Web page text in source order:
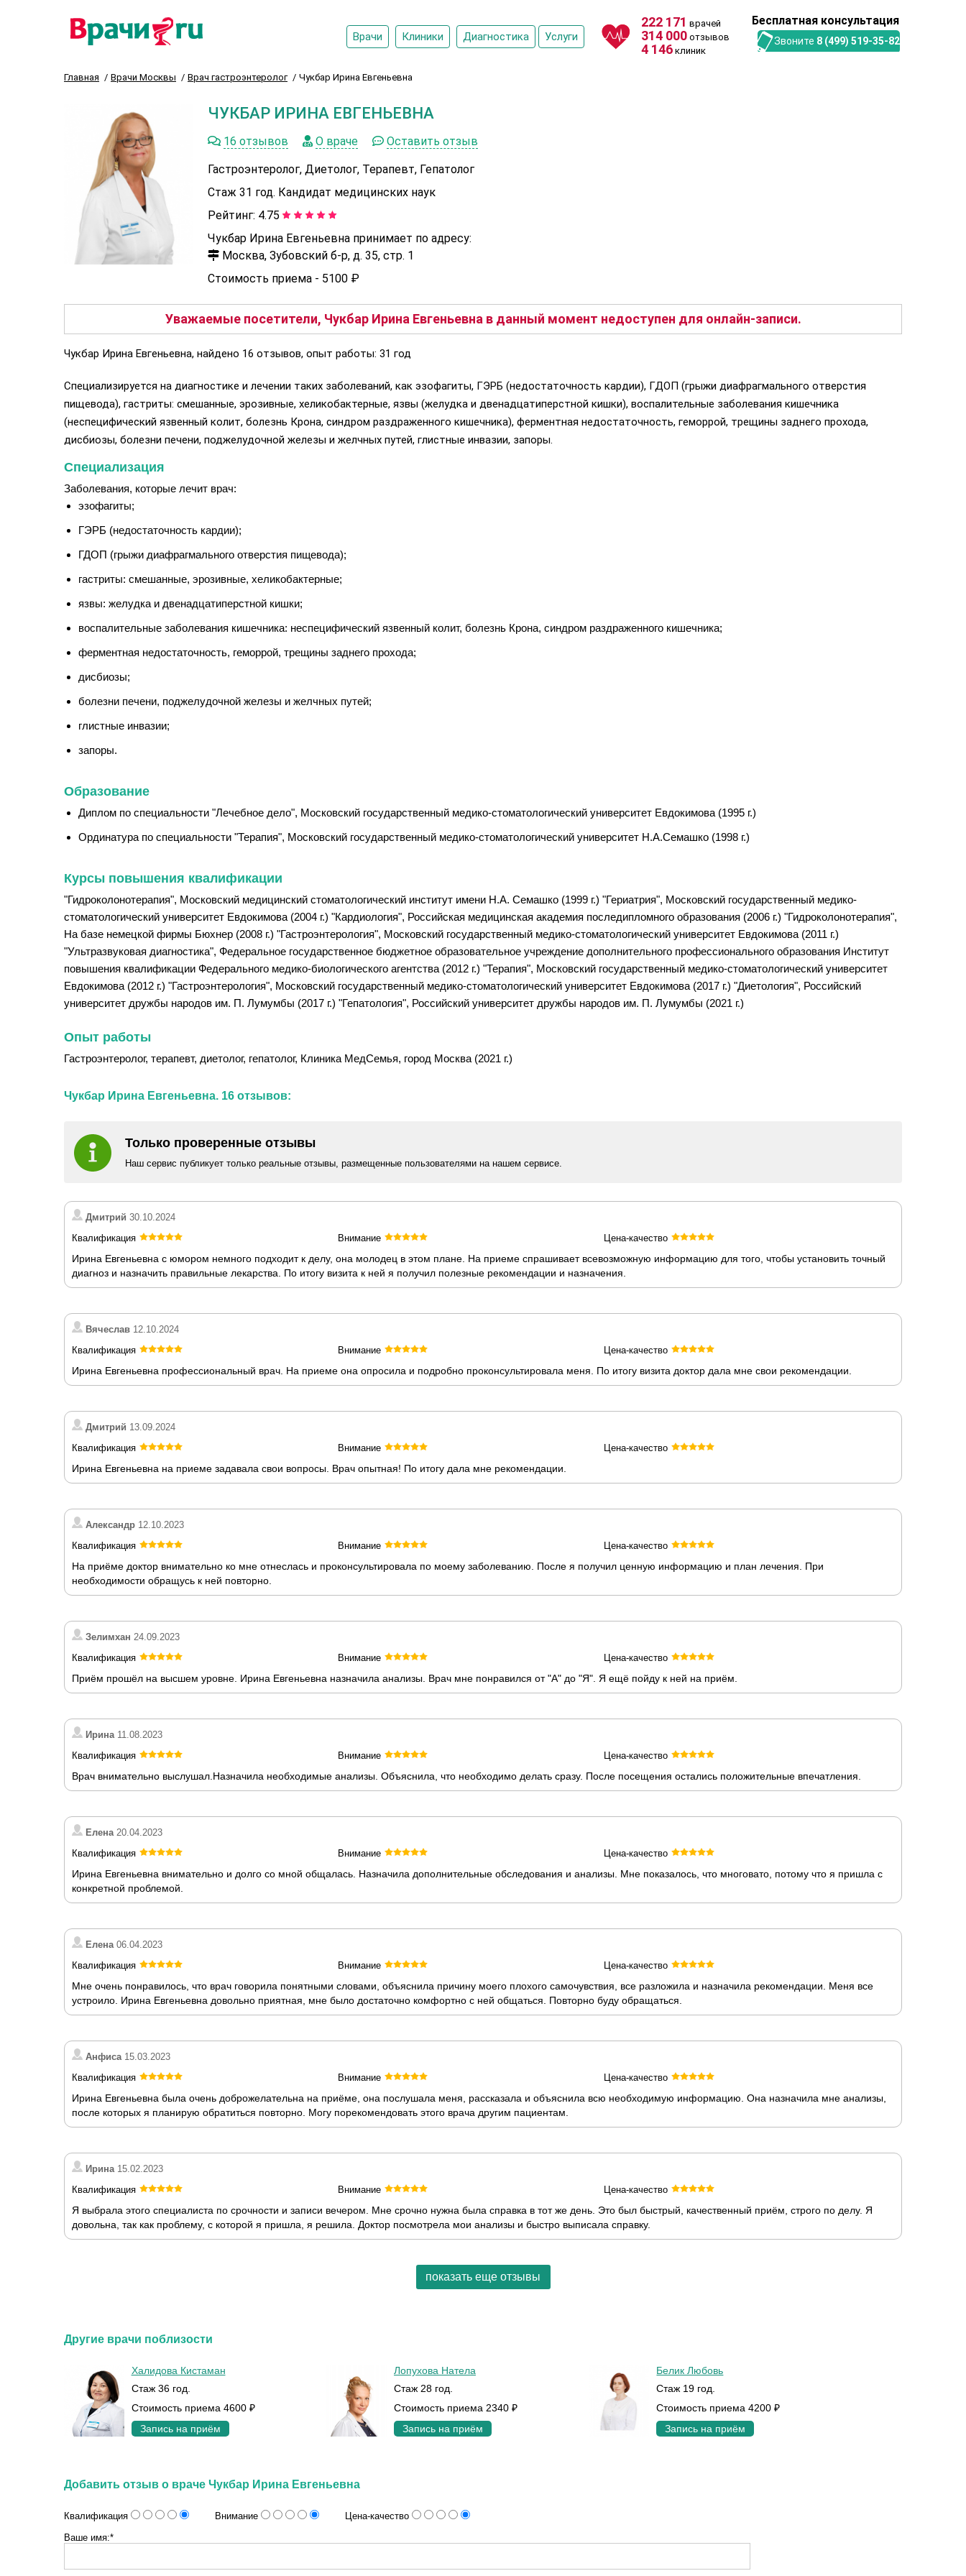
Врачи Клиники Диагностика Услуги
222 171 врачей
314 000 отзывов
4 146 клиник
Бесплатная консультация
Звоните 8 (499) 519-35-82
Главная Врачи Москвы Врач гастроэнтеролог Чукбар Ирина Евгеньевна
ЧУКБАР ИРИНА ЕВГЕНЬЕВНА
16 отзывов О враче Оставить отзыв
Гастроэнтеролог, Диетолог, Терапевт, Гепатолог
Стаж 31 год. Кандидат медицинских наук
Рейтинг: 4.75
Чукбар Ирина Евгеньевна принимает по адресу:
Москва, Зубовский б-р, д. 35, стр. 1
Стоимость приема - 5100 ₽
Уважаемые посетители, Чукбар Ирина Евгеньевна в данный момент недоступен для онлайн-записи.
Чукбар Ирина Евгеньевна, найдено 16 отзывов, опыт работы: 31 год
Специализируется на диагностике и лечении таких заболеваний, как эзофагиты, ГЭРБ (недостаточность кардии), ГДОП (грыжи диафрагмального отверстия
пищевода), гастриты: смешанные, эрозивные, хеликобактерные, язвы (желудка и двенадцатиперстной кишки), воспалительные заболевания кишечника
(неспецифический язвенный колит, болезнь Крона, синдром раздраженного кишечника), ферментная недостаточность, геморрой, трещины заднего прохода,
дисбиозы, болезни печени, поджелудочной железы и желчных путей, глистные инвазии, запоры.
Специализация
Заболевания, которые лечит врач:
эзофагиты;
ГЭРБ (недостаточность кардии);
ГДОП (грыжи диафрагмального отверстия пищевода);
гастриты: смешанные, эрозивные, хеликобактерные;
язвы: желудка и двенадцатиперстной кишки;
воспалительные заболевания кишечника: неспецифический язвенный колит, болезнь Крона, синдром раздраженного кишечника;
ферментная недостаточность, геморрой, трещины заднего прохода;
дисбиозы;
болезни печени, поджелудочной железы и желчных путей;
глистные инвазии;
запоры.
Образование
Диплом по специальности "Лечебное дело", Московский государственный медико-стоматологический университет Евдокимова (1995 г.)
Ординатура по специальности "Терапия", Московский государственный медико-стоматологический университет Н.А.Семашко (1998 г.)
Курсы повышения квалификации
"Гидроколонотерапия", Московский медицинский стоматологический институт имени Н.А. Семашко (1999 г.) "Гериатрия", Московский государственный медико-
стоматологический университет Евдокимова (2004 г.) "Кардиология", Российская медицинская академия последипломного образования (2006 г.) "Гидроколонотерапия",
На базе немецкой фирмы Бюхнер (2008 г.) "Гастроэнтерология", Московский государственный медико-стоматологический университет Евдокимова (2011 г.)
"Ультразвуковая диагностика", Федеральное государственное бюджетное образовательное учреждение дополнительного профессионального образования Институт
повышения квалификации Федерального медико-биологического агентства (2012 г.) "Терапия", Московский государственный медико-стоматологический университет
Евдокимова (2012 г.) "Гастроэнтерология", Московский государственный медико-стоматологический университет Евдокимова (2017 г.) "Диетология", Российский
университет дружбы народов им. П. Лумумбы (2017 г.) "Гепатология", Российский университет дружбы народов им. П. Лумумбы (2021 г.)
Опыт работы
Гастроэнтеролог, терапевт, диетолог, гепатолог, Клиника МедСемья, город Москва (2021 г.)
Чукбар Ирина Евгеньевна. 16 отзывов:
Только проверенные отзывы
Наш сервис публикует только реальные отзывы, размещенные пользователями на нашем сервисе.
Дмитрий 30.10.2024
Квалификация
Внимание Цена-качество
Ирина Евгеньевна с юмором немного подходит к делу, она молодец в этом плане. На приеме спрашивает всевозможную информацию для того, чтобы установить точный
диагноз и назначить правильные лекарства. По итогу визита к ней я получил полезные рекомендации и назначения.
Вячеслав 12.10.2024
Квалификация
Внимание Цена-качество
Ирина Евгеньевна профессиональный врач. На приеме она опросила и подробно проконсультировала меня. По итогу визита доктор дала мне свои рекомендации.
Дмитрий 13.09.2024
Квалификация
Внимание Цена-качество
Ирина Евгеньевна на приеме задавала свои вопросы. Врач опытная! По итогу дала мне рекомендации.
Александр 12.10.2023
Квалификация
Внимание Цена-качество
На приёме доктор внимательно ко мне отнеслась и проконсультировала по моему заболеванию. После я получил ценную информацию и план лечения. При
необходимости обращусь к ней повторно.
Зелимхан 24.09.2023
Квалификация
Внимание Цена-качество
Приём прошёл на высшем уровне. Ирина Евгеньевна назначила анализы. Врач мне понравился от "А" до "Я". Я ещё пойду к ней на приём.
Ирина11.08.2023
Квалификация
Внимание Цена-качество
Врач внимательно выслушал.Назначила необходимые анализы. Объяснила, что необходимо делать сразу. После посещения остались положительные впечатления.
Елена20.04.2023
Квалификация
Внимание Цена-качество
Ирина Евгеньевна внимательно и долго со мной общалась. Назначила дополнительные обследования и анализы. Мне показалось, что многовато, потому что я пришла с
конкретной проблемой.
Елена06.04.2023
Квалификация
Внимание Цена-качество
Мне очень понравилось, что врач говорила понятными словами, объяснила причину моего плохого самочувствия, все разложила и назначила рекомендации. Меня все
устроило. Ирина Евгеньевна довольно приятная, мне было достаточно комфортно с ней общаться. Повторно буду обращаться.
Анфиса15.03.2023
Квалификация
Внимание Цена-качество
Ирина Евгеньевна была очень доброжелательна на приёме, она послушала меня, рассказала и объяснила всю необходимую информацию. Она назначила мне анализы,
после которых я планирую обратиться повторно. Могу порекомендовать этого врача другим пациентам.
Ирина15.02.2023
Квалификация
Внимание Цена-качество
Я выбрала этого специалиста по срочности и записи вечером. Мне срочно нужна была справка в тот же день. Это был быстрый, качественный приём, строго по делу. Я
довольна, так как проблему, с которой я пришла, я решила. Доктор посмотрела мои анализы и быстро выписала справку.
показать еще отзывы
Другие врачи поблизости
Халидова Кистаман
Стаж 36 год.
Стоимость приема 4600 ₽
Запись на приём
Лопухова Натела
Стаж 28 год.
Стоимость приема 2340 ₽
Запись на приём
Белик Любовь
Стаж 19 год.
Стоимость приема 4200 ₽
Запись на приём
Добавить отзыв о враче Чукбар Ирина Евгеньевна
Квалификация Внимание
Цена-качество
Ваше имя:*